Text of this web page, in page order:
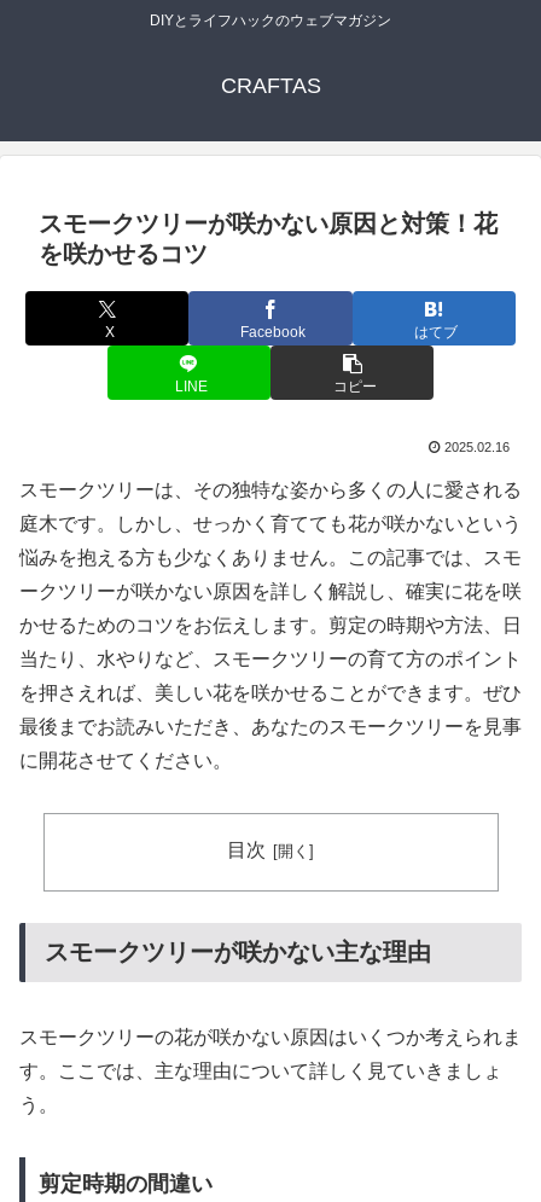
DIYとライフハックのウェブマガジン
CRAFTAS
スモークツリーが咲かない原因と対策！花
を咲かせるコツ
X Facebook はてブ
LINE コピー
2025.02.16
スモークツリーは、その独特な姿から多くの人に愛される
庭木です。しかし、せっかく育てても花が咲かないという
悩みを抱える方も少なくありません。この記事では、スモ
ークツリーが咲かない原因を詳しく解説し、確実に花を咲
かせるためのコツをお伝えします。剪定の時期や方法、日
当たり、水やりなど、スモークツリーの育て方のポイント
を押さえれば、美しい花を咲かせることができます。ぜひ
最後までお読みいただき、あなたのスモークツリーを見事
に開花させてください。
目次
スモークツリーが咲かない主な理由
スモークツリーの花が咲かない原因はいくつか考えられま
す。ここでは、主な理由について詳しく見ていきましょ
う。
剪定時期の間違い